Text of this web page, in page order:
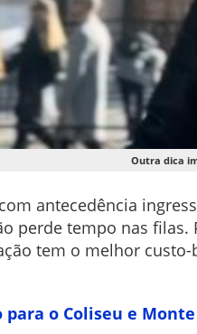
Outra dica
antecedência
perde tempo nas
tem o melhor
para o Coliseu e